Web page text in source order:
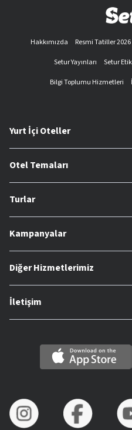
Hakkımızda Resmi Tatiller 2026
Setur Yayınları
Setur
Bilgi Toplumu Hizmetleri
Yurt İçi Oteller
Otel Temaları
Turlar
Kampanyalar
Diğer Hizmetlerimiz
İletişim